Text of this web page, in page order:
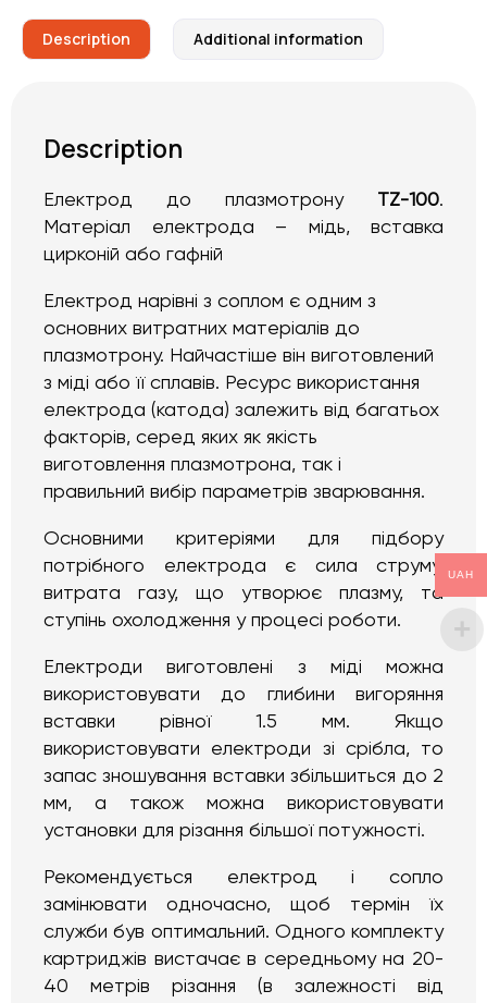
Description Additional information
Description
Електрод до плазмотрону TZ-100.
Матеріал електрода – мідь, вставка
цирконій або гафній
Електрод нарівні з соплом є одним з
основних витратних матеріалів до
плазмотрону. Найчастіше він виготовлений
з міді або її сплавів. Ресурс використання
електрода (катода) залежить від багатьох
факторів, серед яких як якість
виготовлення плазмотрона, так і
правильний вибір параметрів зварювання.
Основними критеріями для підбору
потрібного електрода є сила струму,
витрата газу, що утворює плазму, та
ступінь охолодження у процесі роботи.
Електроди виготовлені з міді можна
використовувати до глибини вигоряння
вставки рівної 1.5 мм. Якщо
використовувати електроди зі срібла, то
запас зношування вставки збільшиться до 2
мм, а також можна використовувати
установки для різання більшої потужності.
Рекомендується електрод і сопло
замінювати одночасно, щоб термін їх
служби був оптимальний. Одного комплекту
картриджів вистачає в середньому на 20-
40 метрів різання (в залежності від
UAH